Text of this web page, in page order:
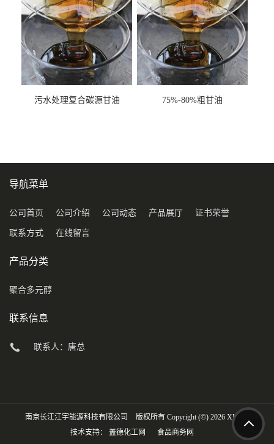
污水处理复合碳源甘油
75%-80%粗甘油
导航菜单
公司首页 公司介绍 公司动态 产品展厅 证书荣誉
联系方式 在线留言
产品分类
聚合多元醇
联系信息
联系人：唐总
南京长江江宇能源科技有限公司 版权所有 Copyright (©) 2026 XML
技术支持： 盖德化工网 食品商务网